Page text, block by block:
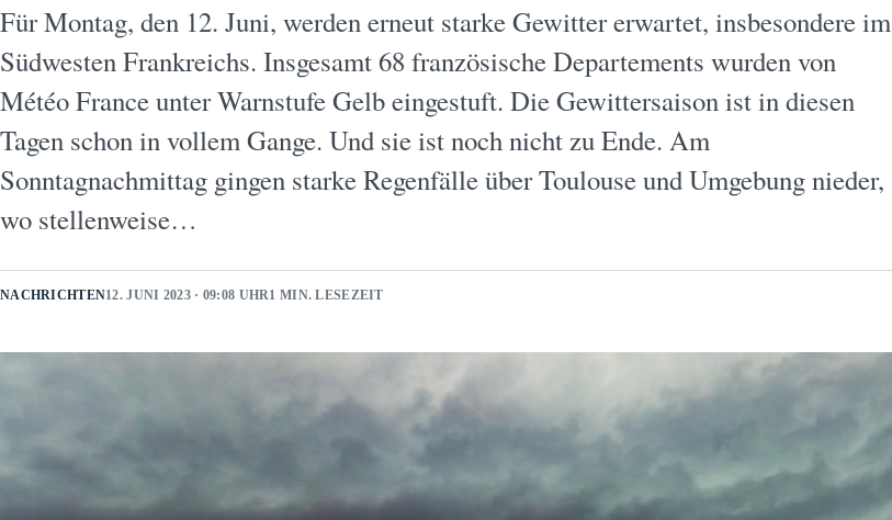
Für Montag, den 12. Juni, werden erneut starke Gewitter erwartet, insbesondere im
Südwesten Frankreichs. Insgesamt 68 französische Departements wurden von
Météo France unter Warnstufe Gelb eingestuft. Die Gewittersaison ist in diesen
Tagen schon in vollem Gange. Und sie ist noch nicht zu Ende. Am
Sonntagnachmittag gingen starke Regenfälle über Toulouse und Umgebung nieder,
wo stellenweise…
NACHRICHTEN12. JUNI 2023 · 09:08 UHR1 MIN. LESEZEIT